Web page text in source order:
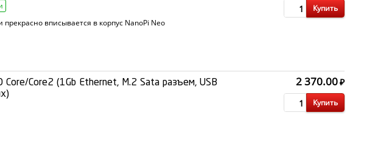
прекрасно вписывается в корпус NanoPi Neo
Купить
Core2 (1Gb Ethernet, M.2 Sata разъем, USB
2 370.00₽
Купить